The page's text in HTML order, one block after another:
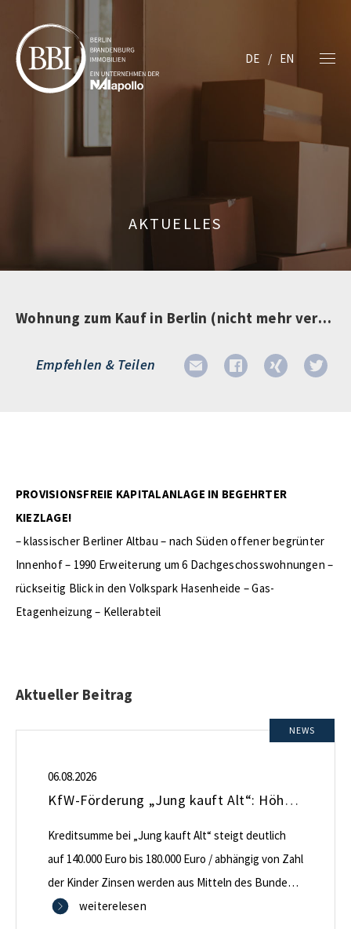
DE EN
AKTUELLES
Wohnung zum Kauf in Berlin (nicht mehr verfügbar)
Empfehlen & Teilen
PROVISIONSFREIE KAPITALANLAGE IN BEGEHRTER
KIEZLAGE!
– klassischer Berliner Altbau – nach Süden offener begrünter
Innenhof – 1990 Erweiterung um 6 Dachgeschosswohnungen –
rückseitig Blick in den Volkspark Hasenheide – Gas-
Etagenheizung – Kellerabteil
Aktueller Beitrag
NEWS
06.08.2026
KfW-Förderung „Jung kauft Alt“: Höhere Kredite ab August 2026
Kreditsumme bei „Jung kauft Alt“ steigt deutlich
auf 140.000 Euro bis 180.000 Euro / abhängig von Zahl
der Kinder Zinsen werden aus Mitteln des Bundes
verbilligt: Heutiger Zins bei 0,53 Prozent effektiv bei
weiterelesen